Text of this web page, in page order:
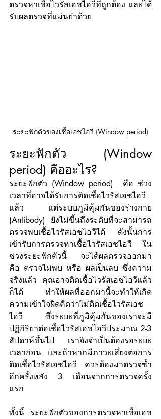
ตรวจหาเชื้อไวรัสเอชไอวีที่ถูกต้อง และได้
รับผลตรวจที่แม่นยำด้วย
ระยะฟักตัวของเชื้อเอชไอวี (Window period)
ระยะฟักตัว (Window
period) คืออะไร?
ระยะฟักตัว (Window period)  คือ ช่วง
เวลาที่อาจได้รับการติดเชื้อไวรัสเอชไอวี
แล้ว แต่ระบบภูมิคุ้มกันของร่างกาย
(Antibody)  ยังไม่ขึ้นถึงระดับที่จะสามารถ
ตรวจพบเชื้อไวรัสเอชไอวีได้ ดังนั้นการ
เข้ารับการตรวจหาเชื้อไวรัสเอชไอวี ใน
ช่วงระยะฟักตัวนี้ จะได้ผลตรวจออกมา
คือ ตรวจไม่พบ หรือ ผลเป็นลบ ซึ่งความ
จริงแล้ว คุณอาจติดเชื้อไวรัสเอชไอวีแล้ว
ก็ได้  ทำให้ผลที่ออกมานี้จะทำให้เกิด
ความเข้าใจผิดคิดว่าไม่ติดเชื้อไวรัสเอช
ไอวี ซึ่งระยะที่ภูมิคุ้มกันของเราจะมี
ปฏิกิริยาต่อเชื้อไวรัสเอชไอวีประมาณ 2-3
สัปดาห์ขึ้นไป เราจึงจำเป็นต้องรอระยะ
เวลาก่อน  และถ้าหากมีภาวะเสี่ยงต่อการ
ติดเชื้อไวรัสเอชไอวี ควรต้องมาตรวจซ้ำ
อีกครั้งหลัง 3 เดือนจากการตรวจครั้ง
แรก
ทั้งนี้ ระยะฟักตัวของการตรวจหาเชื้อเอช